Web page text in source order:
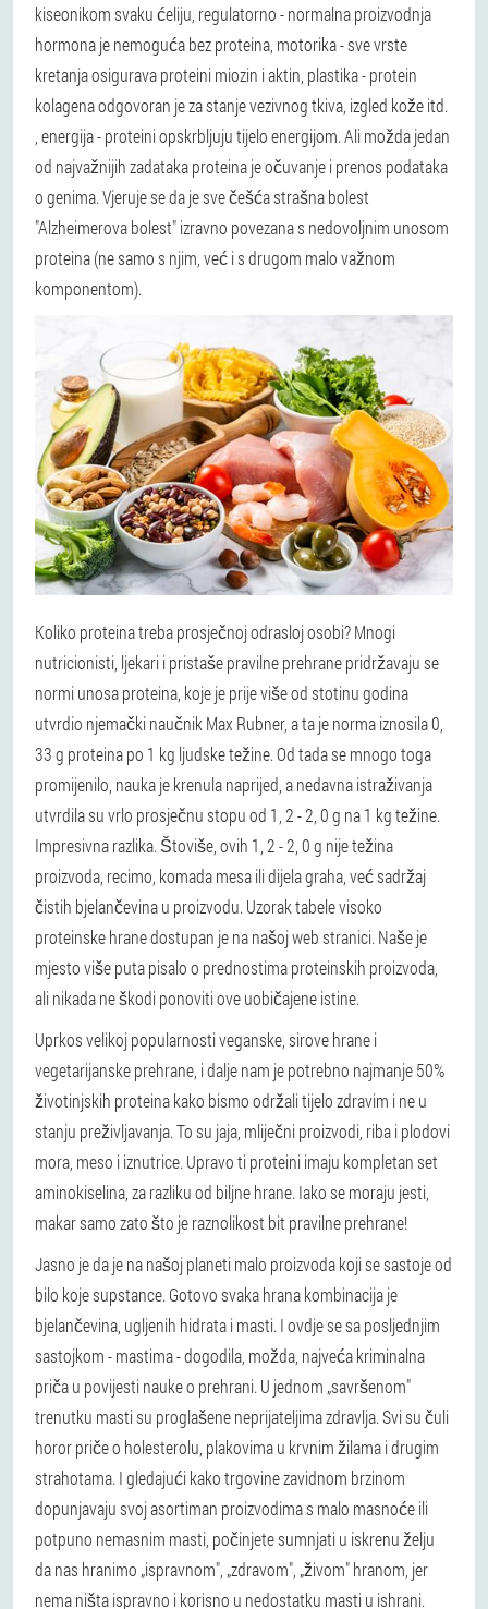
kiseonikom svaku ćeliju, regulatorno - normalna proizvodnja
hormona je nemoguća bez proteina, motorika - sve vrste
kretanja osigurava proteini miozin i aktin, plastika - protein
kolagena odgovoran je za stanje vezivnog tkiva, izgled kože itd.
, energija - proteini opskrbljuju tijelo energijom. Ali možda jedan
od najvažnijih zadataka proteina je očuvanje i prenos podataka
o genima. Vjeruje se da je sve češća strašna bolest
"Alzheimerova bolest" izravno povezana s nedovoljnim unosom
proteina (ne samo s njim, već i s drugom malo važnom
komponentom).
Koliko proteina treba prosječnoj odrasloj osobi? Mnogi
nutricionisti, ljekari i pristaše pravilne prehrane pridržavaju se
normi unosa proteina, koje je prije više od stotinu godina
utvrdio njemački naučnik Max Rubner, a ta je norma iznosila 0,
33 g proteina po 1 kg ljudske težine. Od tada se mnogo toga
promijenilo, nauka je krenula naprijed, a nedavna istraživanja
utvrdila su vrlo prosječnu stopu od 1, 2 - 2, 0 g na 1 kg težine.
Impresivna razlika. Štoviše, ovih 1, 2 - 2, 0 g nije težina
proizvoda, recimo, komada mesa ili dijela graha, već sadržaj
čistih bjelančevina u proizvodu. Uzorak tabele visoko
proteinske hrane dostupan je na našoj web stranici. Naše je
mjesto više puta pisalo o prednostima proteinskih proizvoda,
ali nikada ne škodi ponoviti ove uobičajene istine.
Uprkos velikoj popularnosti veganske, sirove hrane i
vegetarijanske prehrane, i dalje nam je potrebno najmanje 50%
životinjskih proteina kako bismo održali tijelo zdravim i ne u
stanju preživljavanja. To su jaja, mliječni proizvodi, riba i plodovi
mora, meso i iznutrice. Upravo ti proteini imaju kompletan set
aminokiselina, za razliku od biljne hrane. Iako se moraju jesti,
makar samo zato što je raznolikost bit pravilne prehrane!
Jasno je da je na našoj planeti malo proizvoda koji se sastoje od
bilo koje supstance. Gotovo svaka hrana kombinacija je
bjelančevina, ugljenih hidrata i masti. I ovdje se sa posljednjim
sastojkom - mastima - dogodila, možda, najveća kriminalna
priča u povijesti nauke o prehrani. U jednom „savršenom"
trenutku masti su proglašene neprijateljima zdravlja. Svi su čuli
horor priče o holesterolu, plakovima u krvnim žilama i drugim
strahotama. I gledajući kako trgovine zavidnom brzinom
dopunjavaju svoj asortiman proizvodima s malo masnoće ili
potpuno nemasnim masti, počinjete sumnjati u iskrenu želju
da nas hranimo „ispravnom", „zdravom", „živom" hranom, jer
nema ništa ispravno i korisno u nedostatku masti u ishrani.